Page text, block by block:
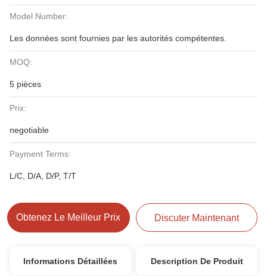
Model Number:
Les données sont fournies par les autorités compétentes.
MOQ:
5 pièces
Prix:
negotiable
Payment Terms:
L/C, D/A, D/P, T/T
Obtenez Le Meilleur Prix Discuter Maintenant
Informations Détaillées Description De Produit